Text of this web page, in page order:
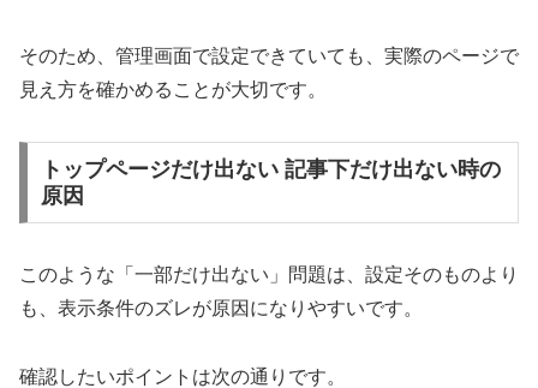
そのため、管理画面で設定できていても、実際のページで
見え方を確かめることが大切です。
トップページだけ出ない 記事下だけ出ない時の
原因
このような「一部だけ出ない」問題は、設定そのものより
も、表示条件のズレが原因になりやすいです。
確認したいポイントは次の通りです。